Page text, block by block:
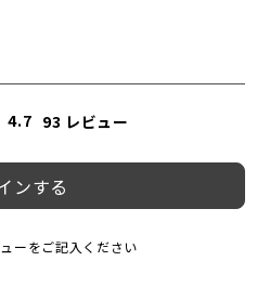
4.7 93 レビュー
ンする
ーをご記入ください